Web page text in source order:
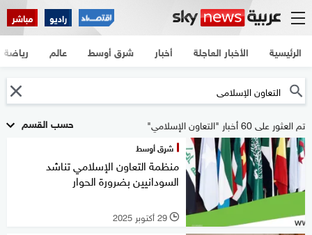
راديو مباشر
الرئيسية الأخبار العاجلة أخبار شرق أوسط عالم رياضة
حسب القسم تم العثور على 60 أخبار "التعاون الإسلامي"
شرق أوسط
منظمة التعاون الإسلامي تناشد
السودانيين بضرورة الحوار
l 29 أكتوبر 2025